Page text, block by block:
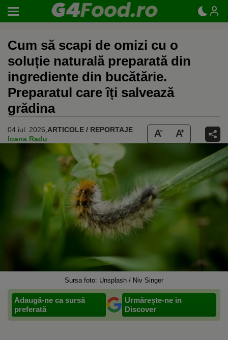
Cum să scapi de omizi cu o
soluție naturală preparată din
ingrediente din bucătărie.
Preparatul care îți salvează
grădina
04 iul. 2026, ARTICOLE / REPORTAJE
Ioana Radu
Sursa foto: Unsplash / Niv Singer
Adaugă-ne ca sursă
preferată
Urmărește-ne in
Discover